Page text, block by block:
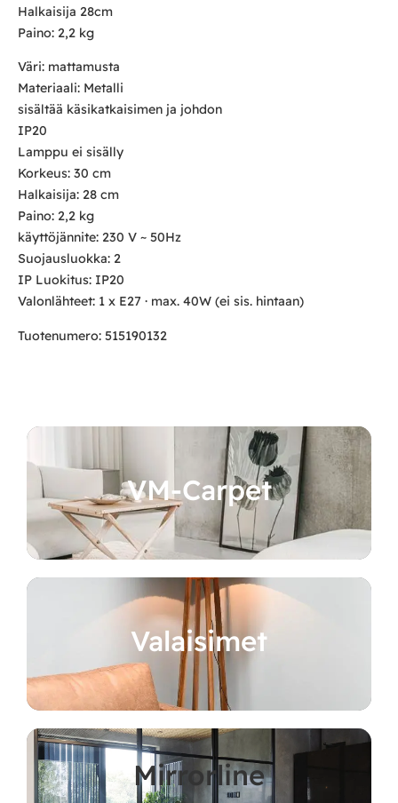
Halkaisija 28cm
Paino: 2,2 kg
Väri: mattamusta
Materiaali: Metalli
sisältää käsikatkaisimen ja johdon
IP20
Lamppu ei sisälly
Korkeus: 30 cm
Halkaisija: 28 cm
Paino: 2,2 kg
käyttöjännite: 230 V ~ 50Hz
Suojausluokka: 2
IP Luokitus: IP20
Valonlähteet: 1 x E27 · max. 40W (ei sis. hintaan)
Tuotenumero: 515190132
VM-Carpet
Valaisimet
Mirrorline